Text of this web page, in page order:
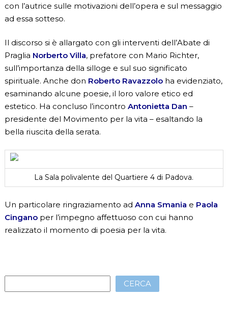
con l’autrice sulle motivazioni dell’opera e sul messaggio
ad essa sotteso.
Il discorso si è allargato con gli interventi dell’Abate di
Praglia Norberto Villa, prefatore con Mario Richter,
sull’importanza della silloge e sul suo significato
spirituale. Anche don Roberto Ravazzoloha evidenziato,
esaminando alcune poesie, il loro valore etico ed
estetico. Ha concluso l’incontro Antonietta Dan –
presidente del Movimento per la vita – esaltando la
bella riuscita della serata.
La Sala polivalente del Quartiere 4 di Padova.
Un particolare ringraziamento ad Anna Smania e Paola
Cinganoper l’impegno affettuoso con cui hanno
realizzato il momento di poesia per la vita.
CERCA